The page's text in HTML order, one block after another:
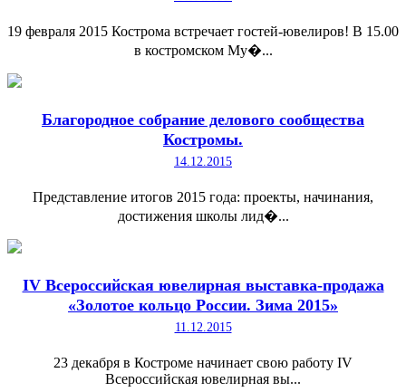
19 февраля 2015 Кострома встречает гостей-ювелиров! В 15.00
в костромском Му�...
Благородное собрание делового сообщества
Костромы.
14.12.2015
Представление итогов 2015 года: проекты, начинания,
достижения школы лид�...
IV Всероссийская ювелирная выставка-продажа
«Золотое кольцо России. Зима 2015»
11.12.2015
23 декабря в Костроме начинает свою работу IV
Всероссийская ювелирная вы...